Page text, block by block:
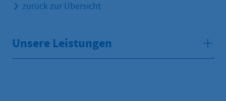
zurück zur Übersicht
Unsere Leistungen